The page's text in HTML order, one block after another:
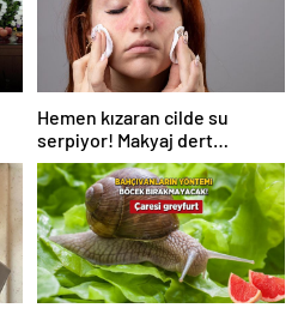
Hemen kızaran cilde su
serpiyor! Makyaj dert
olmayacak, 2 ürün yetiyor